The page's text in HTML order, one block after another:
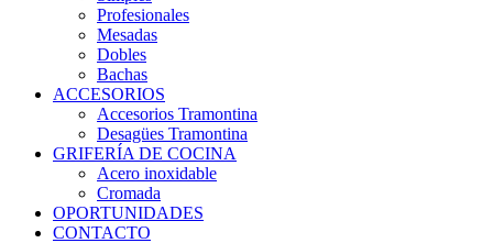
Profesionales
Mesadas
Dobles
Bachas
ACCESORIOS
Accesorios Tramontina
Desagües Tramontina
GRIFERÍA DE COCINA
Acero inoxidable
Cromada
OPORTUNIDADES
CONTACTO